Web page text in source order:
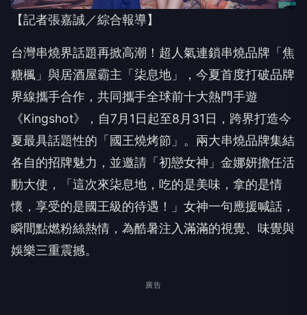
【記者張嘉誠／綜合報導】
台灣串燒界話題再掀高潮！超人氣連鎖串燒品牌「焦
糖楓」與居酒屋霸主「柒息地」，今夏首度打破品牌
界線攜手合作，共同攜手全球前十大熱門手遊
《Kingshot》，自7月1日起至8月31日，跨界打造今
夏最具話題性的「國王燒烤節」。兩大串燒品牌集結
各自的招牌魅力，並邀請「初戀女神」金娜妍擔任活
動大使，「這次來柒息地，吃的是美味，拿的是情
懷，享受的是國王級的待遇！」女神一句應援喊話，
瞬間點燃粉絲熱情，為酷暑注入滿滿的視覺、味覺與
娛樂三重震撼。
廣告